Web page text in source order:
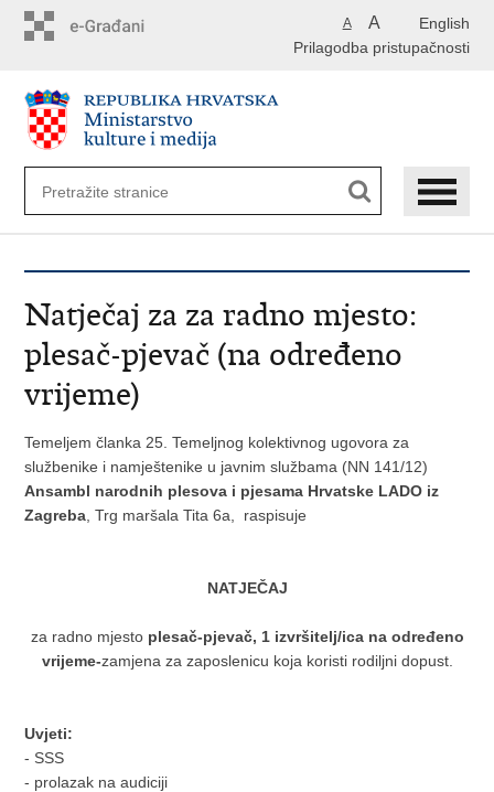
English
A A
Prilagodba pristupačnosti
Natječaj za za radno mjesto:
plesač-pjevač (na određeno
vrijeme)
Temeljem članka 25. Temeljnog kolektivnog ugovora za
službenike i namještenike u javnim službama (NN 141/12)
Ansambl narodnih plesova i pjesama Hrvatske LADO iz
Zagreba , Trg maršala Tita 6a, raspisuje
NATJEČAJ
za radno mjesto plesač-pjevač, 1 izvršitelj/ica na određeno
vrijeme-zamjena za zaposlenicu koja koristi rodiljni dopust.
Uvjeti:
- SSS
- prolazak na audiciji